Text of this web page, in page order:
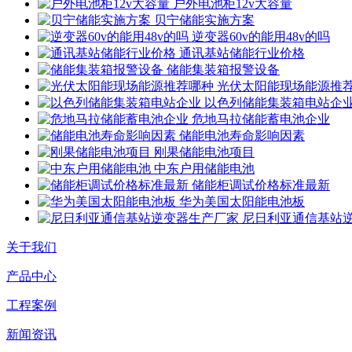
户外电池柜12v大容量
贝宁储能实施方案
逆变器60v的能用48v的吗
通讯基站储能行业价格
储能集装箱报警设备
光伏太阳能现场能源推
以色列储能集装箱电站企
危地马拉储能蓄电池企业
储能电池寿命影响因素
刚果储能电池项目
中东户用储能电池
储能柜调试价格标准最新
华为美国太阳能电池板
尼日利亚通信基站
关于我们
产品中心
工程案例
新闻资讯